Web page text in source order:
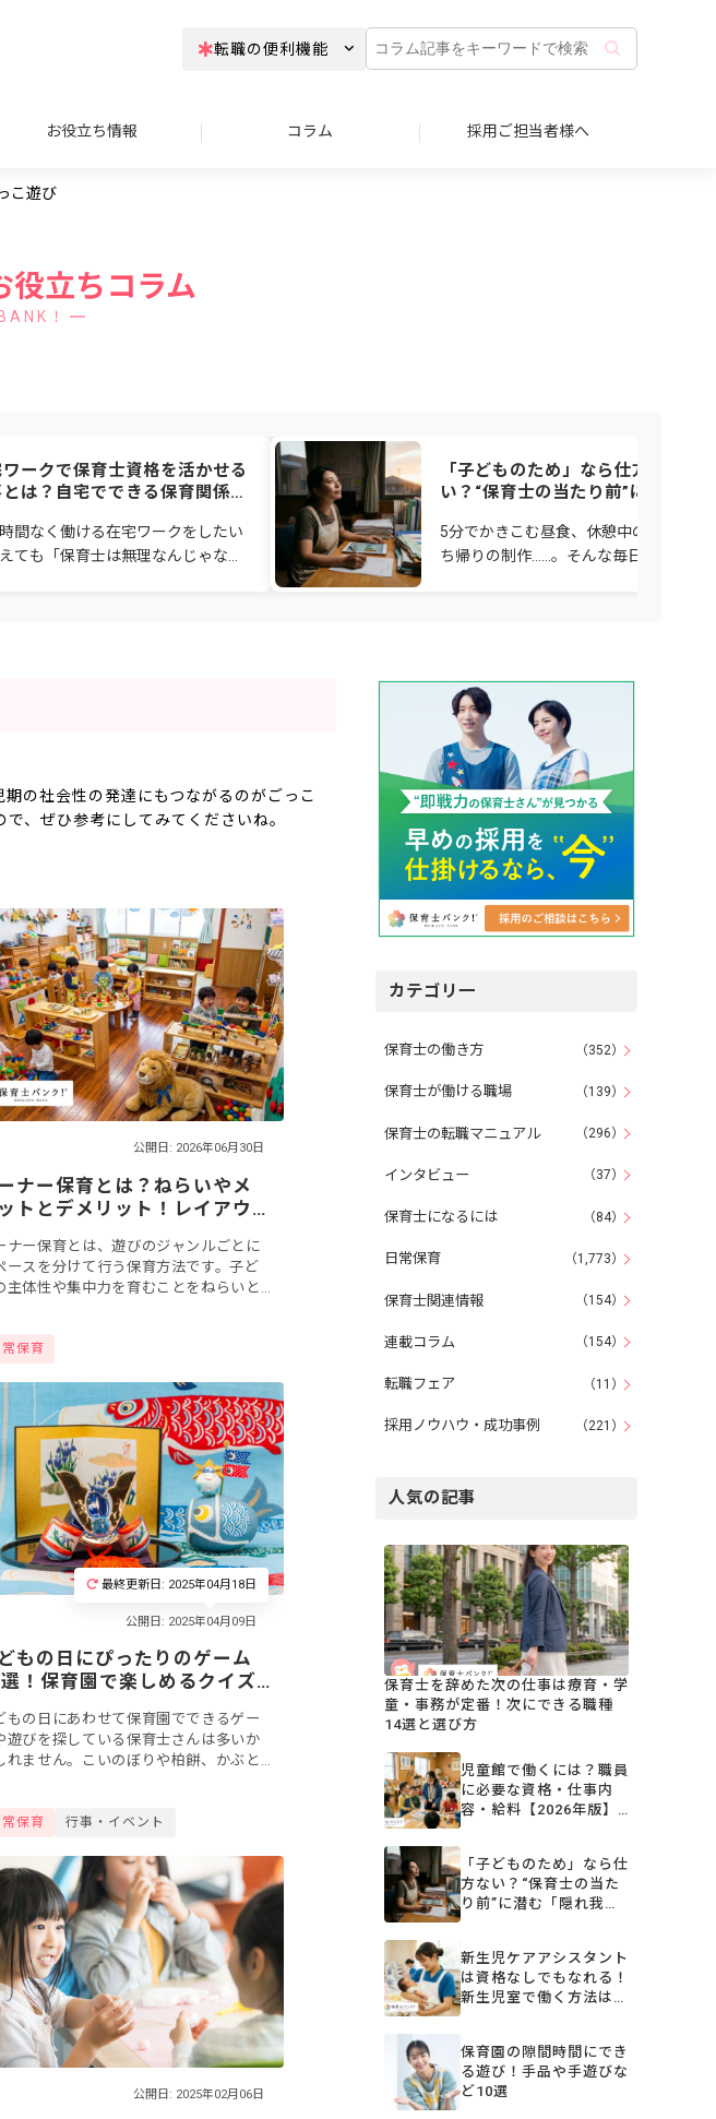
転職の便利機能
コ
ラ
ム
お役立ち情報 コラム 採用ご担当者様へ
こ遊び
役立ちコラム
！
ークで保育士資格を活かせる
は？自宅でできる保育関係の
間なく働ける在宅ワークをしたい
ても「保育士は無理なんじゃない
「子どものため」なら仕方な
い？“保育士の当たり前”に潜む「隠
場
5分でかきこむ昼食、休憩中の書き物、
ち帰りの制作……。そんな毎日を「子ど
の社会性の発達にもつながるのがごっこ
、ぜひ参考にしてみてくださいね。
公開日: 2026年06月30日
ナー保育とは？ねらいやメ
トとデメリット！レイアウ
ナー保育とは、遊びのジャンルごとに
ースを分けて行う保育方法です。子ど
主体性や集中力を育むことをねらいと
現場で役...
常保育
最終更新日: 2025年04月18日
もの日にぴったりのゲーム
！保育園で楽しめるクイズ
もの日にあわせて保育園でできるゲー
遊びを探している保育士さんは多いか
れません。こいのぼりや柏餅、かぶと
ですね...
常保育 行事・イベント
公開日: 2025年02月06日
カテゴリ一
保育士の働き方 （352）
保育士が働ける職場 （139）
保育士の転職マニュアル （296）
インタビュー （37）
保育士になるには （84）
日常保育 （1,773）
保育士関連情報 （154）
連載コラム （154）
転職フェア （11）
採用ノウハウ・成功事例 （221）
人気の記事
保育士を辞めた次の仕事は療育・学
童・事務が定番！次にできる職種
14選と選び方
児童館で働くには？職員
に必要な資格・仕事内
容・給料【2026年版】
「子どものため」なら仕
方ない？“保育士の当た
り前”に潜む「隠れ我
新生児ケアアシスタント
は資格なしでもなれる！
新生児室で働く方法は？
保育園の隙間時間にでき
る遊び！手品や手遊びな
ど10選